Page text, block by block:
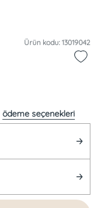
Ürün kodu: 13019042
ödeme seçenekleri